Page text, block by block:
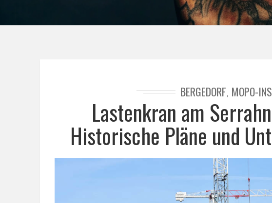
BERGEDORF, MOPO-
Lastenkran am
Historische Pläne und